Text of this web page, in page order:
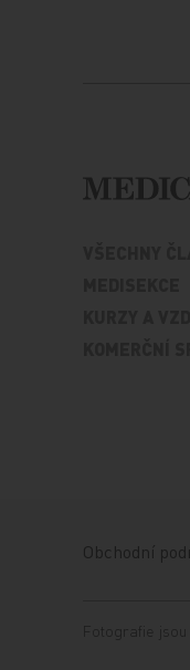
Obchodní
Fotografie